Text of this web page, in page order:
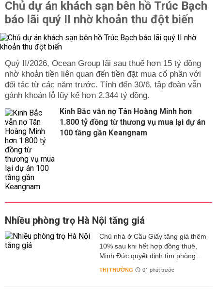
Chủ dự án khách sạn bên hồ Trúc Bạch
báo lãi quý II nhờ khoản thu đột biến
Quý II/2026, Ocean Group lãi sau thuế hơn 15 tỷ đồng
nhờ khoản tiền liên quan đến tiền đặt mua cổ phần với
đối tác từ các năm trước. Tính đến 30/6, tập đoàn vẫn
gánh khoản lỗ lũy kế hơn 2.344 tỷ đồng.
Kinh Bắc vẫn nợ Tân Hoàng Minh hơn
1.800 tỷ đồng từ thương vụ mua lại dự án
100 tầng gần Keangnam
Nhiều phòng trọ Hà Nội tăng giá
Chủ nhà ở Cầu Giấy tăng giá thêm
10% sau khi hết hợp đồng thuê,
Minh Đức quyết định tìm phòng...
THỊ TRƯỜNG 01 phút trước